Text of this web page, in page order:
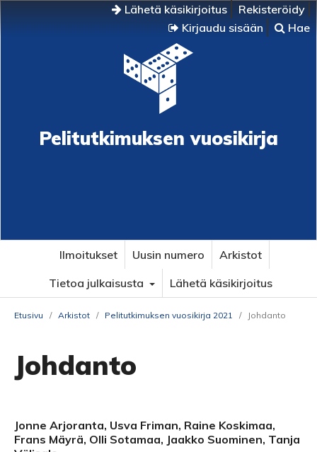
Lähetä käsikirjoitus
Rekisteröidy
Kirjaudu sisään
Hae
Pelitutkimuksen vuosikirja
Ilmoitukset Uusin numero
Arkistot
Tietoa julkaisusta
Lähetä käsikirjoitus
Etusivu / Arkistot / Pelitutkimuksen vuosikirja 2021 / Johdanto
Johdanto
Jonne Arjoranta, Usva Friman, Raine Koskimaa,
Frans Mäyrä, Olli Sotamaa, Jaakko Suominen, Tanja